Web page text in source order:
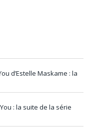
d’Estelle Maskame : la
: la suite de la série